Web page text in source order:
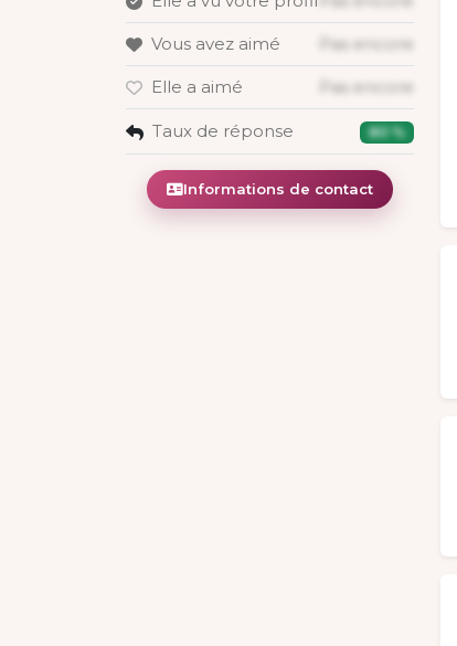
Vous avez aimé Pas encore
Elle a aimé Pas encore
Taux de réponse 80 %
Informations de contact